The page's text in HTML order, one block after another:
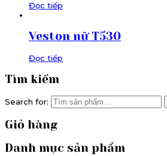
Đọc tiếp
Veston nữ T530
Đọc tiếp
Tìm kiếm
Search for:
Giỏ hàng
Danh mục sản phẩm